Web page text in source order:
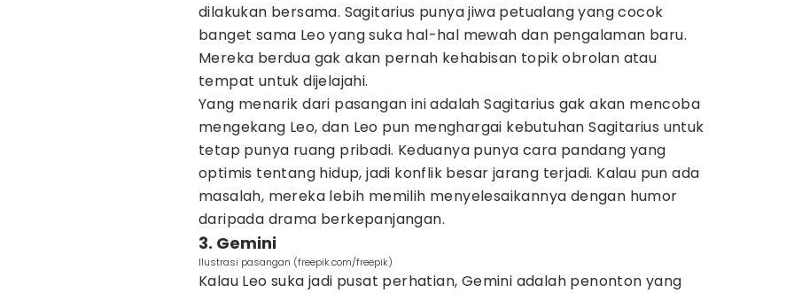
dilakukan bersama. Sagitarius punya jiwa petualang yang cocok
banget sama Leo yang suka hal-hal mewah dan pengalaman baru.
Mereka berdua gak akan pernah kehabisan topik obrolan atau
tempat untuk dijelajahi.
Yang menarik dari pasangan ini adalah Sagitarius gak akan mencoba
mengekang Leo, dan Leo pun menghargai kebutuhan Sagitarius untuk
tetap punya ruang pribadi. Keduanya punya cara pandang yang
optimis tentang hidup, jadi konflik besar jarang terjadi. Kalau pun ada
masalah, mereka lebih memilih menyelesaikannya dengan humor
daripada drama berkepanjangan.
3. Gemini
Ilustrasi pasangan (freepik.com/freepik)
Kalau Leo suka jadi pusat perhatian, Gemini adalah penonton yang